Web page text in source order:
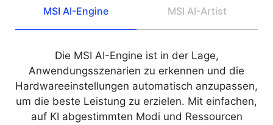
MSI AI-Engine MSI AI-Artist
Die MSI AI-Engine ist in der Lage,
Anwendungsszenarien zu erkennen und die
Hardwareeinstellungen automatisch anzupassen,
um die beste Leistung zu erzielen. Mit einfachen,
auf KI abgestimmten Modi und Ressourcen